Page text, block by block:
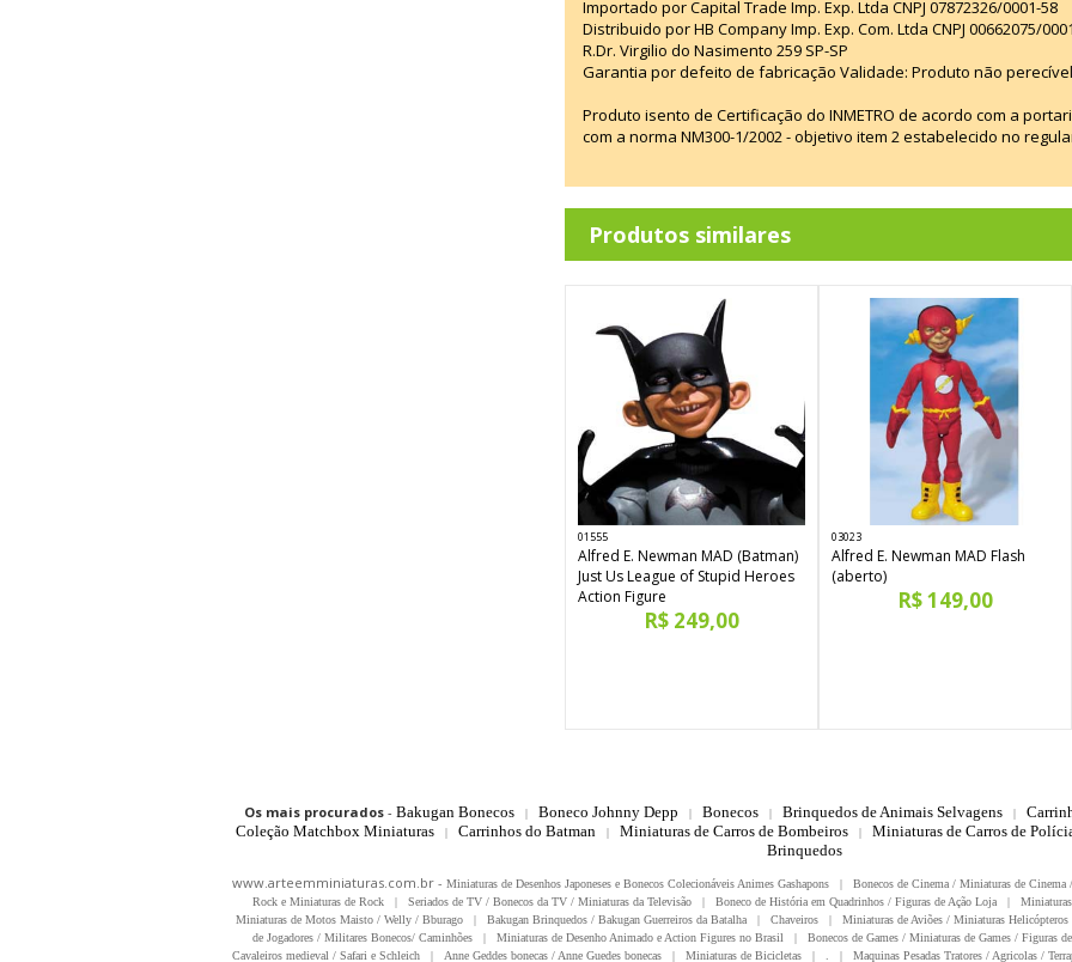
Importado por Capital Trade Imp. Exp. Ltda CNPJ 07872326/0001-58
Distribuido por HB Company Imp. Exp. Com. Ltda CNPJ 00662075/
R.Dr. Virgilio do Nasimento 259 SP-SP
Garantia por defeito de fabricação Validade: Produto não
Produto isento de Certificação do INMETRO de acordo com a
com a norma NM300-1/2002 - objetivo item 2 estabelecido no
Produtos similares
01555
Alfred E. Newman MAD (Batman)
Just Us League of Stupid Heroes
Action Figure
R$ 249,00
03023
Alfred E. Newman MAD Flash
(aberto)
R$ 149,00
Os mais procurados- Bakugan Bonecos | Boneco Johnny Depp | Bonecos | Brinquedos de Animais Selvagens |
Coleção Matchbox Miniaturas
| Carrinhos do Batman | Miniaturas de Carros de Bombeiros | Miniaturas de Carros de
Brinquedos
www.arteemminiaturas.com.br - Miniaturas de Desenhos Japoneses e Bonecos Colecionáveis Animes Gashapons | Bonecos de Cinema / Miniaturas de Cinema
Rock e Miniaturas de Rock
| Seriados de TV / Bonecos da TV / Miniaturas da Televisão | Boneco de História em Quadrinhos / Figuras de Ação Loja |
Miniaturas de Motos Maisto / Welly / Bburago
| Bakugan Brinquedos / Bakugan Guerreiros da Batalha | Chaveiros | Miniaturas de Aviões / Miniaturas Helicópteros
de Jogadores / Militares Bonecos/ Caminhões
| Miniaturas de Desenho Animado e Action Figures no Brasil | Bonecos de Games / Miniaturas de Games / Figuras
Cavaleiros medieval / Safari e Schleich
| Anne Geddes bonecas / Anne Guedes bonecas | Miniaturas de Bicicletas | . | Maquinas Pesadas Tratores / Agricolas /